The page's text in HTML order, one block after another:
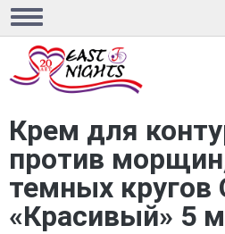
Крем для
против
темных кругов
«Красивый» 5